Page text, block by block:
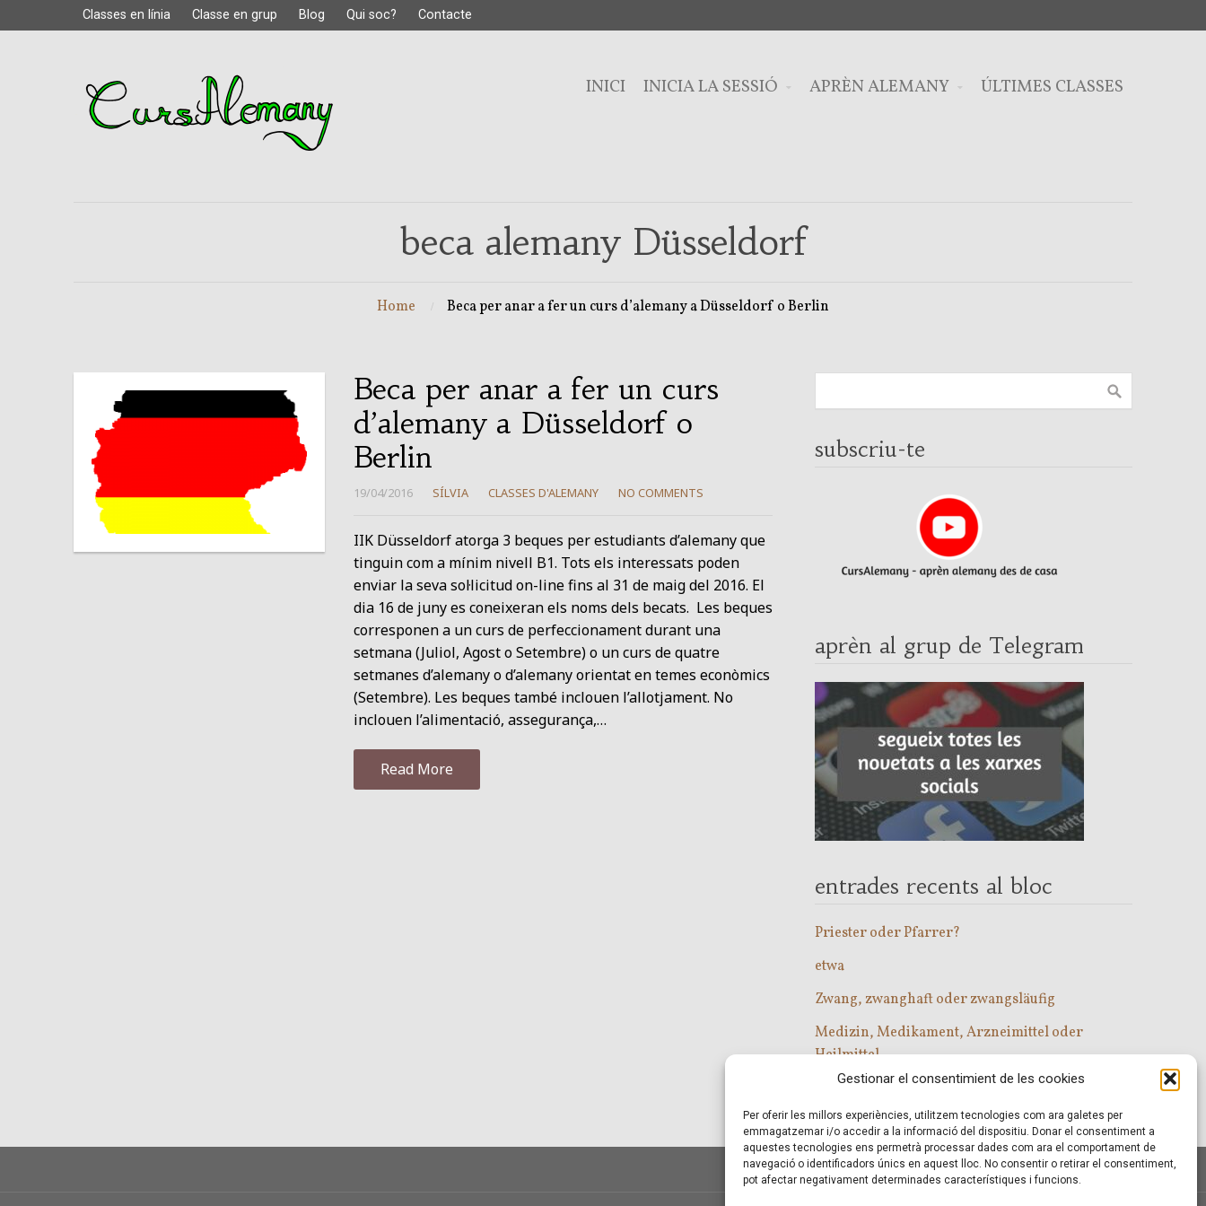
Gestionar el consentimient de les cookies
Per oferir les millors experiències, utilitzem tecnologies com ara galetes per
emmagatzemar i/o accedir a la informació del dispositiu. Donar el consentiment a
aquestes tecnologies ens permetrà processar dades com ara el comportament de
navegació o identificadors únics en aquest lloc. No consentir o retirar el consentiment,
pot afectar negativament determinades característiques i funcions.
Classes en línia Classe en grup Blog Qui soc? Contacte
INICI INICIA LA SESSIÓ APRÈN ALEMANY ÚLTIMES CLASSES
beca alemany Düsseldorf
Home Beca per anar a fer un curs d’alemany a Düsseldorf o Berlin
Beca per anar a fer un curs
d’alemany a Düsseldorf o
Berlin
19/04/2016 SÍLVIA CLASSES D'ALEMANY NO COMMENTS
IIK Düsseldorf atorga 3 beques per estudiants d’alemany que
tinguin com a mínim nivell B1. Tots els interessats poden
enviar la seva sol·licitud on-line fins al 31 de maig del 2016. El
dia 16 de juny es coneixeran els noms dels becats. Les beques
corresponen a un curs de perfeccionament durant una
setmana (Juliol, Agost o Setembre) o un curs de quatre
setmanes d’alemany o d’alemany orientat en temes econòmics
(Setembre). Les beques també inclouen l’allotjament. No
inclouen l’alimentació, assegurança,…
Read More
subscriu-te
aprèn al grup de Telegram
entrades recents al bloc
Priester oder Pfarrer?
etwa
Zwang, zwanghaft oder zwangsläufig
Medizin, Medikament, Arzneimittel oder
Heilmittel
Com entrar a les classes d’alemany?